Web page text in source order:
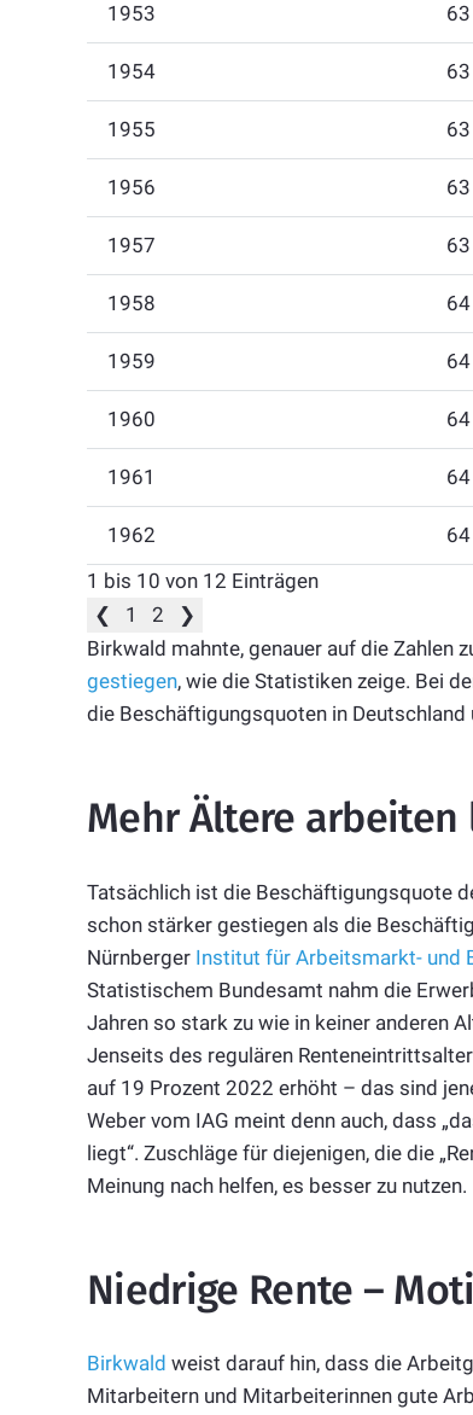
1953
1954
1955
1956
1957
1958
1959
1960
1961
1962
1 bis 10 von 12 Einträgen
❮
1 2
❯
Birkwald mahnte, genauer auf die Zahlen
gestiegen, wie die Statistiken zeige. Bei
die Beschäftigungsquoten in
Mehr Ältere arbeiten
Tatsächlich ist die Beschäftigungsquote
schon stärker gestiegen als die
Nürnberger Institut für Arbeitsmarkt- und
Statistischem Bundesamt nahm die
Jahren so stark zu wie in keiner anderen
Jenseits des regulären
auf 19 Prozent 2022 erhöht – das sind
Weber vom IAG meint denn auch, dass
liegt“. Zuschläge für diejenigen, die die
Meinung nach helfen, es besser zu nutzen.
Niedrige Rente –
Birkwald weist darauf hin, dass die
Mitarbeitern und Mitarbeiterinnen gute